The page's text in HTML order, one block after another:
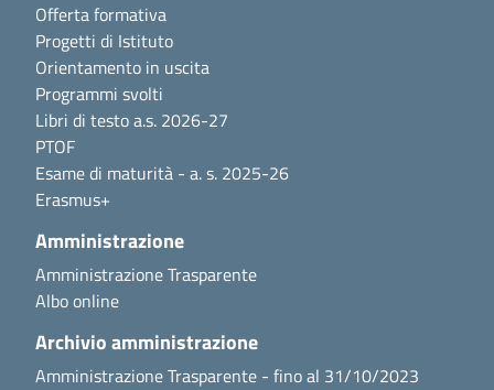
Offerta formativa
Progetti di Istituto
Orientamento in uscita
Programmi svolti
Libri di testo a.s. 2026-27
PTOF
Esame di maturità - a. s. 2025-26
Erasmus+
Amministrazione
Amministrazione Trasparente
Albo online
Archivio amministrazione
Amministrazione Trasparente - fino al 31/10/2023